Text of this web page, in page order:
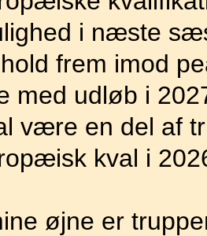
i næste
frem imod
med udløb i
være en del af
kval i
øjne er